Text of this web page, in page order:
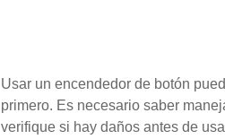
Usar un encendedor de botón
primero. Es necesario saber
verifique si hay daños antes de